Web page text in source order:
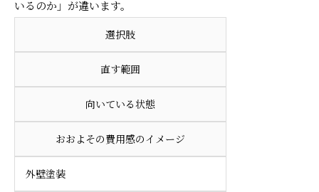
いるのか」が違います。
選択肢
直す範囲
向いている状態
おおよその費用感のイメージ
外壁塗装